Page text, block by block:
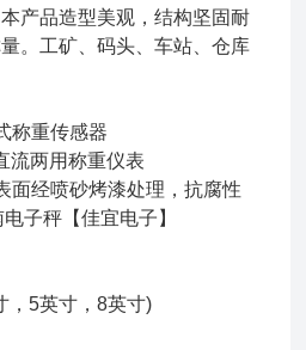
产品造型美观，结构坚固耐
。工矿、码头、车站、仓库
称重传感器
流两用称重仪表
面经喷砂烤漆处理，抗腐性
子秤【佳宜电子】
，5英寸，8英寸)